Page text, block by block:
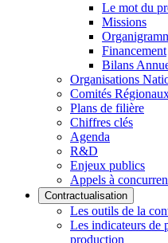
Le mot du
Missions
Financement
Bilans
Organisations
Comités
Plans de filière
Chiffres clés
Agenda
R&D
Enjeux publics
Appels à
Contractualisation
Les outils de la
Les indicateurs de
production